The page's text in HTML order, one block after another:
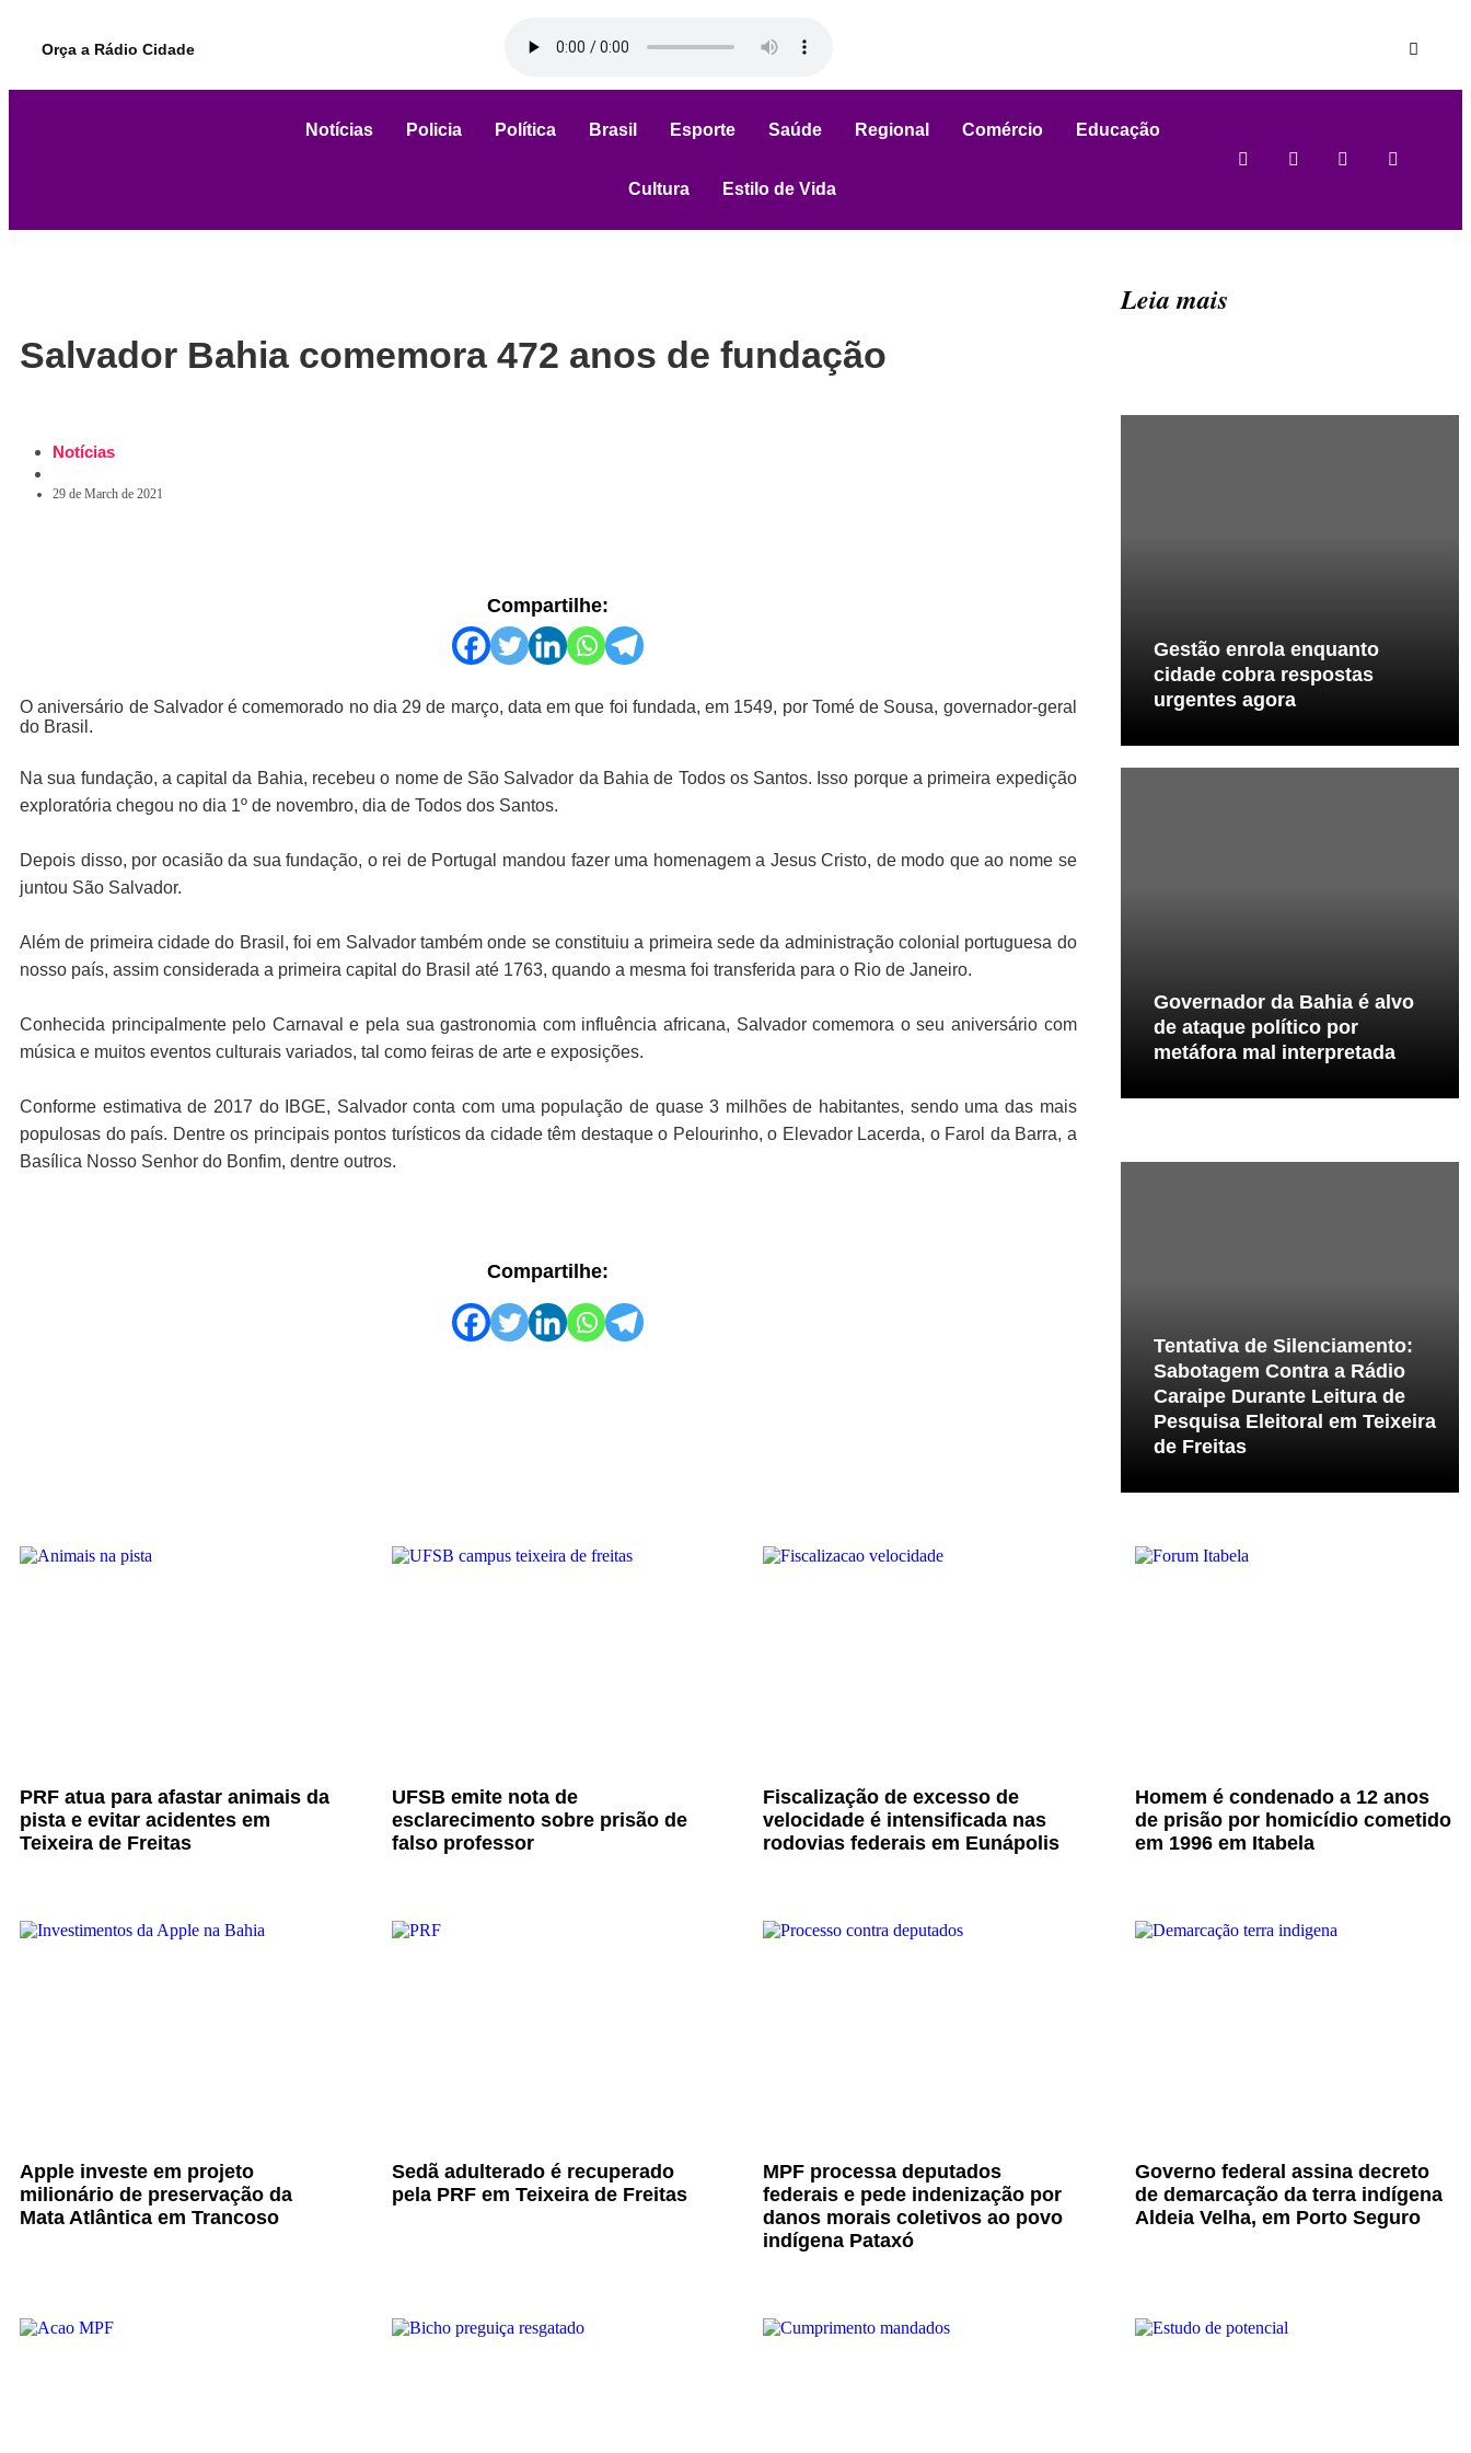
Orça a Rádio Cidade
Notícias Policia Política Brasil Esporte Saúde Regional Comércio Educação
Cultura Estilo de Vida
Salvador Bahia comemora 472 anos de fundação
Notícias
29 de March de 2021
Compartilhe:
Oaniversário de Salvadoré comemorado no dia 29 de março, data em que foi fundada, em 1549, por Tomé de Sousa, governador-geral
do Brasil.
Na sua fundação, a capital da Bahia, recebeu o nome de São Salvador da Bahia de Todos os Santos. Isso porque a primeira expedição
exploratória chegou no dia 1º de novembro, dia de Todos dos Santos.
Depois disso, por ocasião da sua fundação, o rei de Portugal mandou fazer uma homenagem a Jesus Cristo, de modo que ao nome se
juntou São Salvador.
Além de primeira cidade do Brasil, foi em Salvador também onde se constituiu a primeira sede da administração colonial portuguesa do
nosso país, assim considerada a primeira capital do Brasil até 1763, quando a mesma foi transferida para o Rio de Janeiro.
Conhecida principalmente pelo Carnaval e pela sua gastronomia com influência africana, Salvador comemora o seu aniversário com
música e muitos eventos culturais variados, tal como feiras de arte e exposições.
Conforme estimativa de 2017 do IBGE, Salvador conta com uma população de quase 3 milhões de habitantes, sendo uma das mais
populosas do país. Dentre os principais pontos turísticos da cidade têm destaque o Pelourinho, o Elevador Lacerda, o Farol da Barra, a
Basílica Nosso Senhor do Bonfim, dentre outros.
Compartilhe:
Leia mais
Gestão enrola enquanto
cidade cobra respostas
urgentes agora
Governador da Bahia é alvo
de ataque político por
metáfora mal interpretada
Tentativa de Silenciamento:
Sabotagem Contra a Rádio
Caraipe Durante Leitura de
Pesquisa Eleitoral em Teixeira
de Freitas
PRF atua para afastar animais da
pista e evitar acidentes em
Teixeira de Freitas
UFSB emite nota de
esclarecimento sobre prisão de
falso professor
Fiscalização de excesso de
velocidade é intensificada nas
rodovias federais em Eunápolis
Homem é condenado a 12 anos
de prisão por homicídio cometido
em 1996 em Itabela
Apple investe em projeto
milionário de preservação da
Mata Atlântica em Trancoso
Sedã adulterado é recuperado
pela PRF em Teixeira de Freitas
MPF processa deputados
federais e pede indenização por
danos morais coletivos ao povo
indígena Pataxó
Governo federal assina decreto
de demarcação da terra indígena
Aldeia Velha, em Porto Seguro